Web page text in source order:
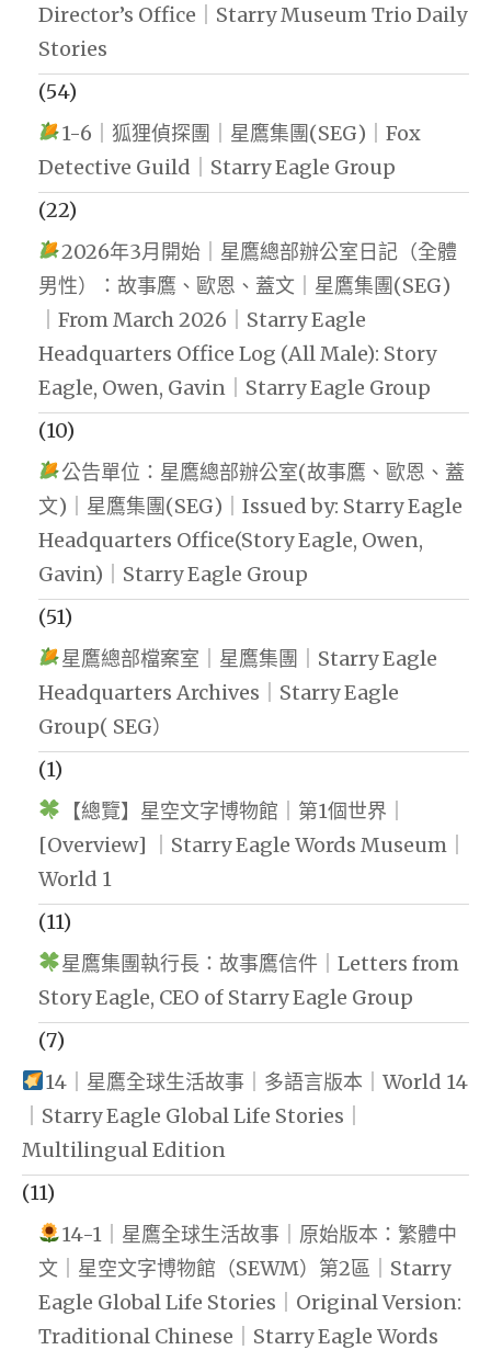
Director’s Office｜Starry Museum Trio Daily
Stories
(54)
1-6｜狐狸偵探團｜星鷹集團(SEG)｜Fox
Detective Guild｜Starry Eagle Group
(22)
2026年3月開始｜星鷹總部辦公室日記（全體
男性）：故事鷹、歐恩、蓋文｜星鷹集團(SEG)
｜From March 2026｜Starry Eagle
Headquarters Office Log (All Male): Story
Eagle, Owen, Gavin｜Starry Eagle Group
(10)
公告單位：星鷹總部辦公室(故事鷹、歐恩、蓋
文)｜星鷹集團(SEG)｜Issued by: Starry Eagle
Headquarters Office(Story Eagle, Owen,
Gavin)｜Starry Eagle Group
(51)
星鷹總部檔案室｜星鷹集團｜Starry Eagle
Headquarters Archives｜Starry Eagle
Group( SEG）
(1)
【總覽】星空文字博物館｜第1個世界｜
[Overview] ｜Starry Eagle Words Museum｜
World 1
(11)
星鷹集團執行長：故事鷹信件｜Letters from
Story Eagle, CEO of Starry Eagle Group
(7)
14｜星鷹全球生活故事｜多語言版本｜World 14
｜Starry Eagle Global Life Stories｜
Multilingual Edition
(11)
14-1｜星鷹全球生活故事｜原始版本：繁體中
文｜星空文字博物館（SEWM）第2區｜Starry
Eagle Global Life Stories｜Original Version:
Traditional Chinese｜Starry Eagle Words